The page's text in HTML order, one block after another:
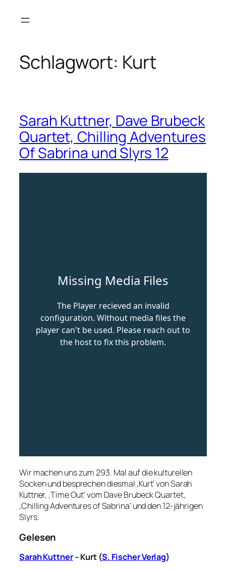
Inhalt
Schlagwort: Kurt
Sarah Kuttner, Dave Brubeck
Quartet, Chilling Adventures
Of Sabrina und Slyrs 12
Wir machen uns zum 293. Mal auf die kulturellen
Socken und besprechen diesmal ‚Kurt‘ von Sarah
Kuttner, ‚Time Out‘ vom Dave Brubeck Quartet,
‚Chilling Adventures of Sabrina‘ und den 12-jährigen
Slyrs.
Gelesen
Sarah Kuttner– Kurt (S. Fischer Verlag)